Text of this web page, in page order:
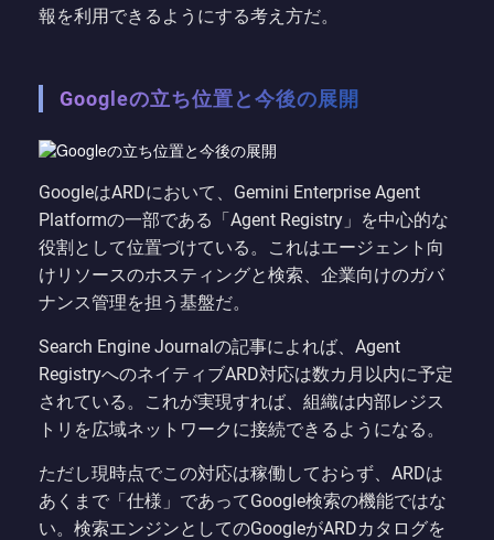
報を利用できるようにする考え方だ。
Googleの立ち位置と今後の展開
GoogleはARDにおいて、Gemini Enterprise Agent
Platformの一部である「Agent Registry」を中心的な
役割として位置づけている。これはエージェント向
けリソースのホスティングと検索、企業向けのガバ
ナンス管理を担う基盤だ。
Search Engine Journalの記事によれば、Agent
RegistryへのネイティブARD対応は数カ月以内に予定
されている。これが実現すれば、組織は内部レジス
トリを広域ネットワークに接続できるようになる。
ただし現時点でこの対応は稼働しておらず、ARDは
あくまで「仕様」であってGoogle検索の機能ではな
い。検索エンジンとしてのGoogleがARDカタログを